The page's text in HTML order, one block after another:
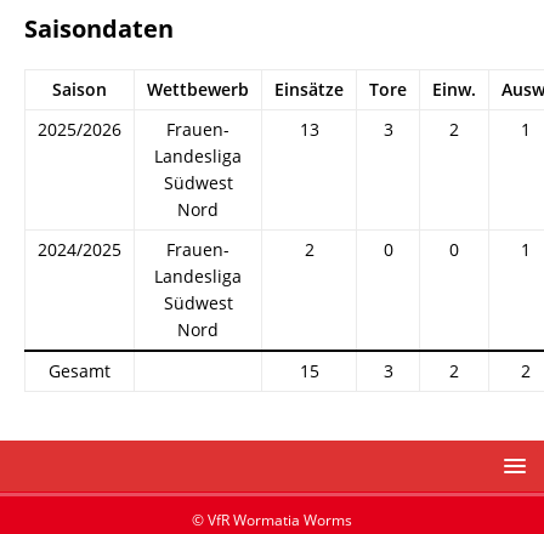
Saisondaten
Saison Wettbewerb Einsätze Tore Einw.
2025/2026
Frauen-
Landesliga
Südwest
Nord
13 3 2 1
2024/2025
Frauen-
Landesliga
Südwest
Nord
2 0 0 1
Gesamt 15 3 2 2
© VfR Wormatia Worms